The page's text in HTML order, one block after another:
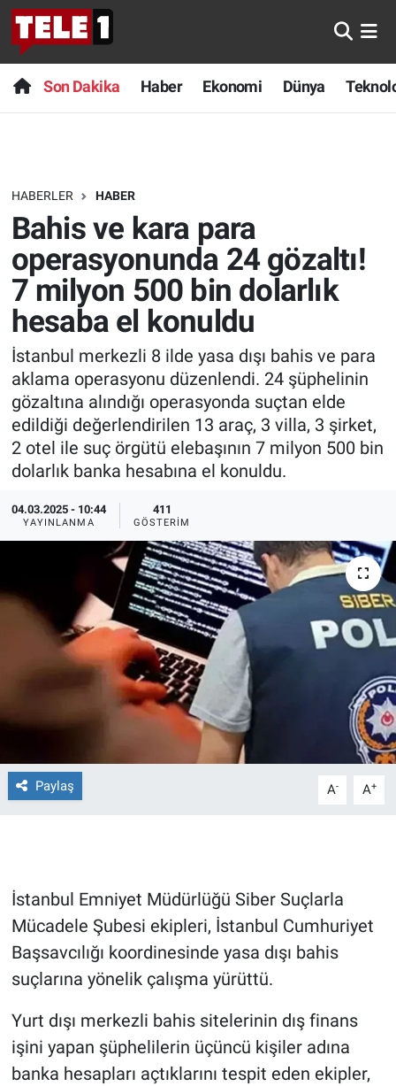
Son Dakika Haber Ekonomi Dünya
HABERLER HABER
Bahis ve kara para
operasyonunda 24 gözaltı!
7 milyon 500 bin dolarlık
hesaba el konuldu
İstanbul merkezli 8 ilde yasa dışı bahis ve para
aklama operasyonu düzenlendi. 24 şüphelinin
gözaltına alındığı operasyonda suçtan elde
edildiği değerlendirilen 13 araç, 3 villa, 3 şirket,
2 otel ile suç örgütü elebaşının 7 milyon 500 bin
dolarlık banka hesabına el konuldu.
04.03.2025 - 10:44
YAYINLANMA
411
GÖSTERIM
Paylaş A- A+
İstanbul Emniyet Müdürlüğü Siber Suçlarla
Mücadele Şubesi ekipleri, İstanbul Cumhuriyet
Başsavcılığı koordinesinde yasa dışı bahis
suçlarına yönelik çalışma yürüttü.
Yurt dışı merkezli bahis sitelerinin dış finans
işini yapan şüphelilerin üçüncü kişiler adına
banka hesapları açtıklarını tespit eden ekipler,
Anında Manşet
Başka Sohbetler
Bilim turu
Bilim ve Teknoloji Evreni
Doğa Konuşuyor
Dünya
Ege Saati
Ege'den Esintiler
Eğitim
Eğlence
Ekonomi
Forum
Gerçeğin İzinde
Gün Başlıyor
Gün Ortası
Haber
Kimdir
Koronavirüs
Son Dakika
Haber
Dünya
Sağlık
Spor
Yayın Akışı
İletişim
Nöbetçi Eczaneler
Hava Durumu
Trafik Durumu
Süper Lig Puan Durumu ve Fikstür
Tüm Manşetler
Son Dakika Haberleri
Haber Arşivi